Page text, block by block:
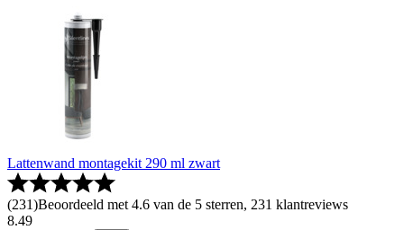
Lattenwand montagekit 290 ml zwart
(231)Beoordeeld met 4.6 van de 5 sterren, 231 klantreviews
8.49